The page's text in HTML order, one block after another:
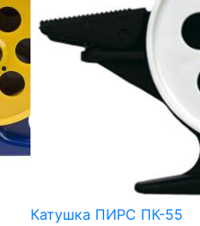
Катушка ПИРС ПК-55